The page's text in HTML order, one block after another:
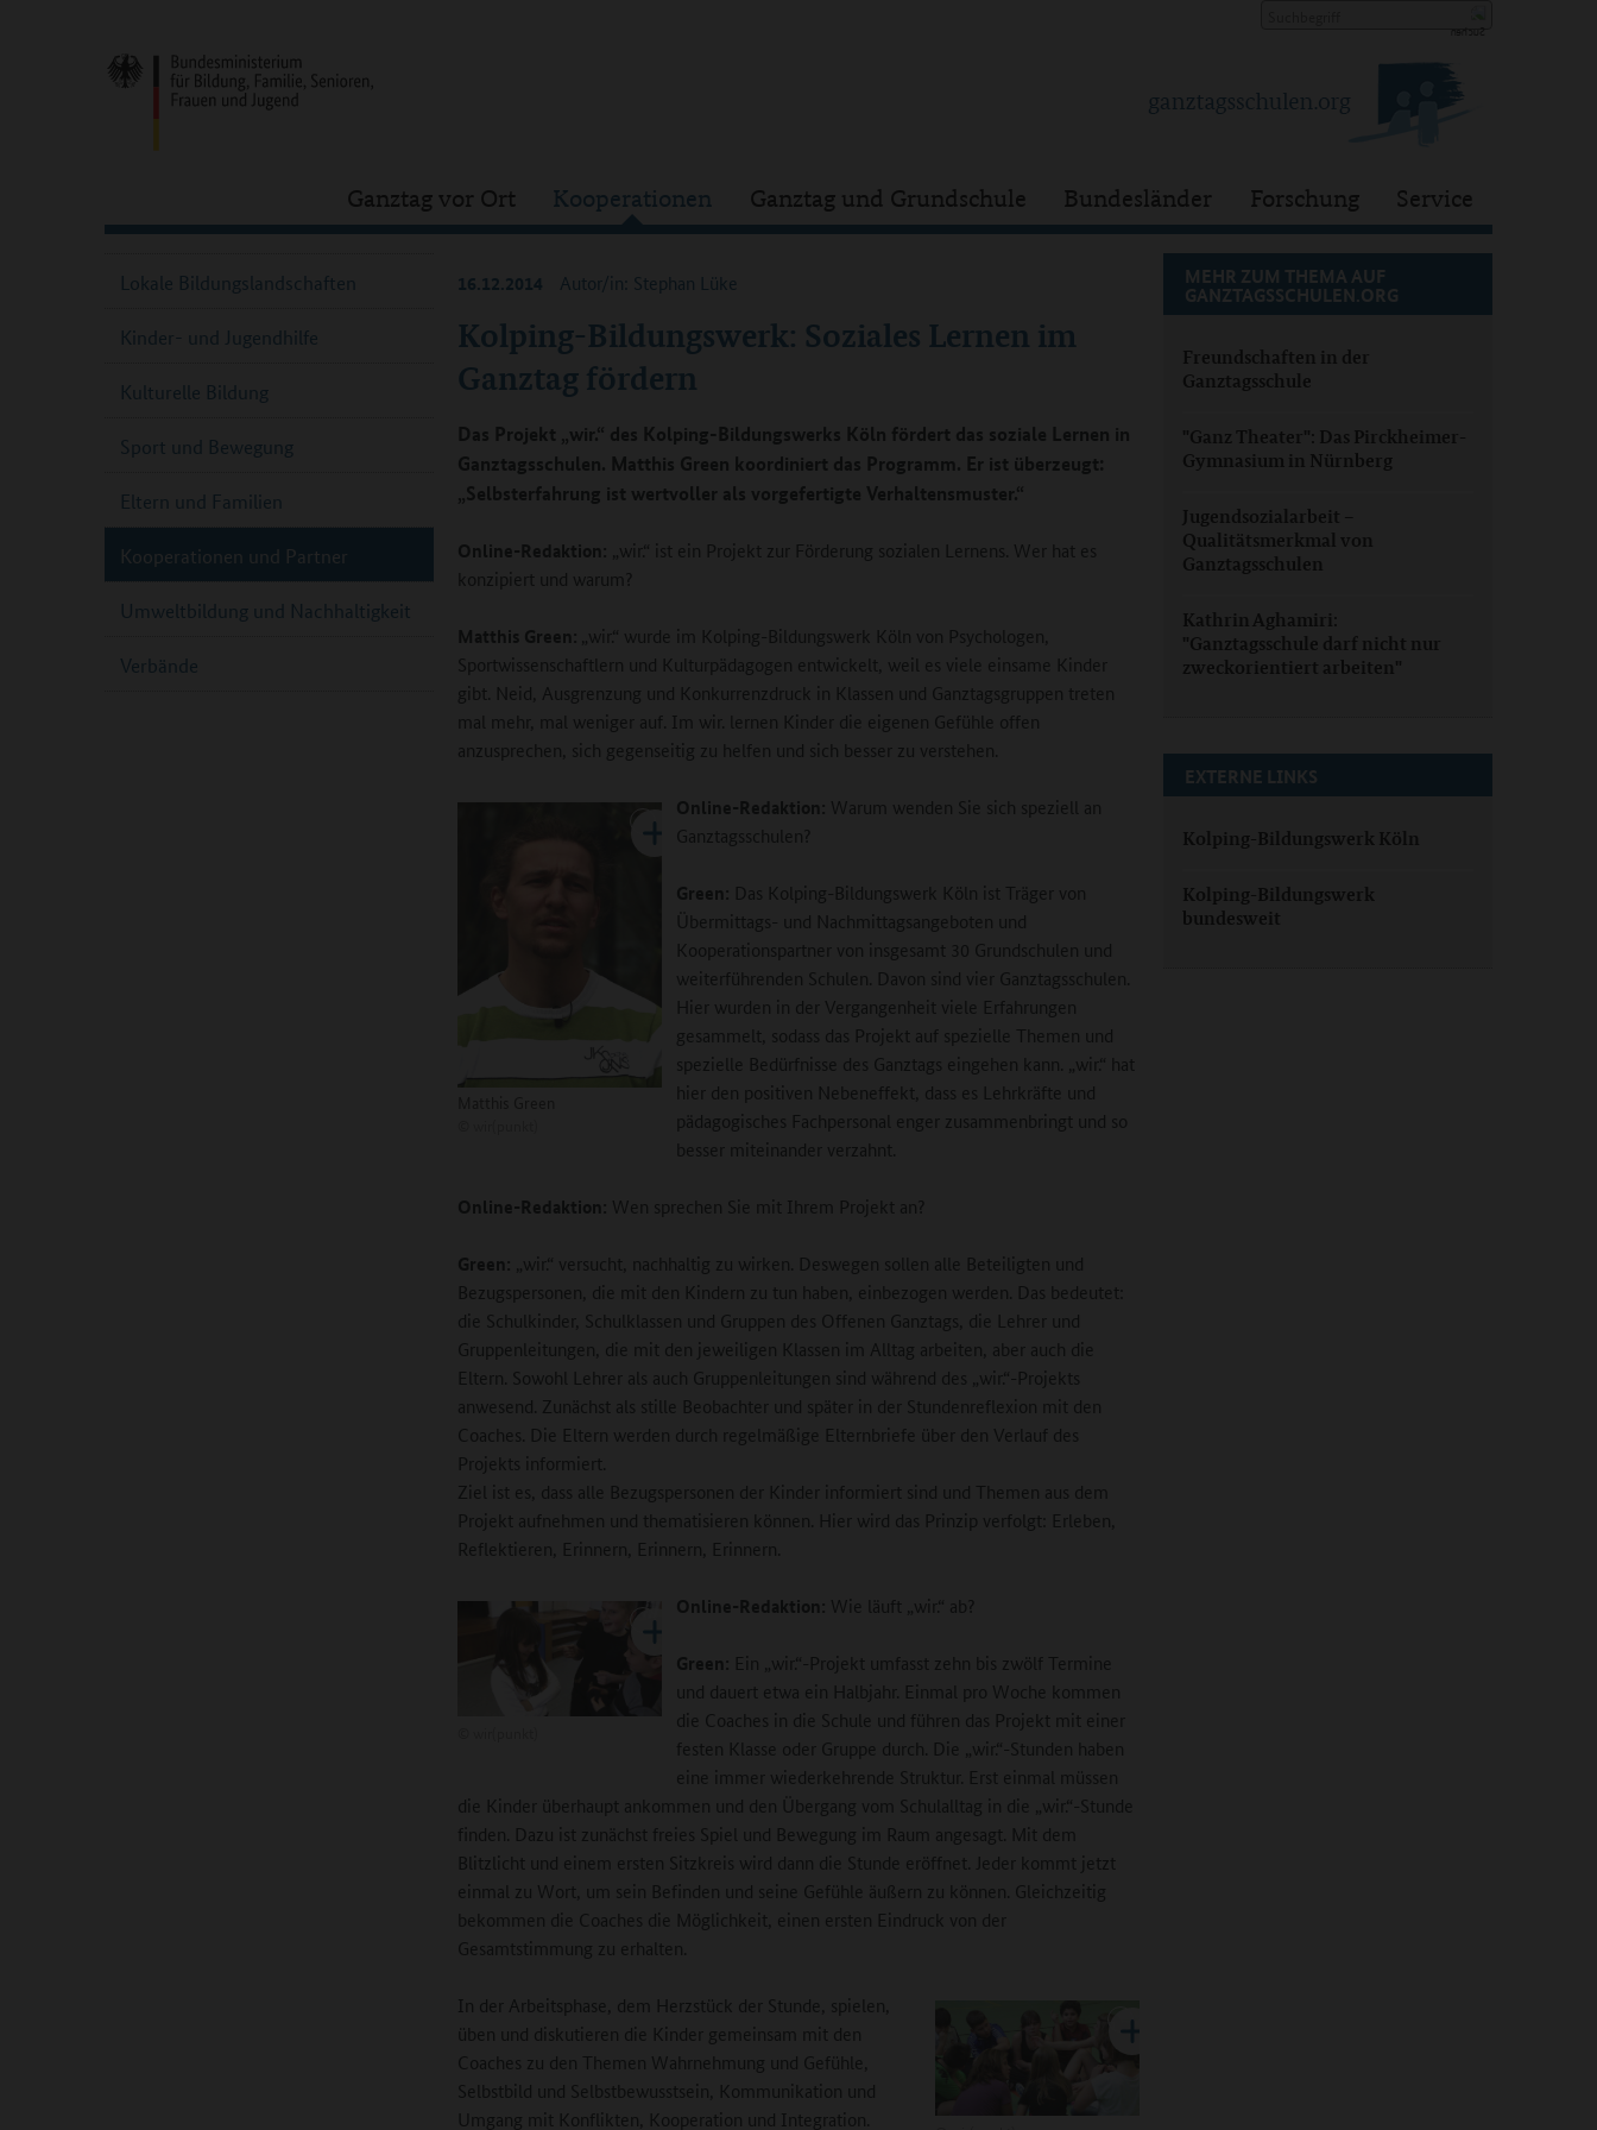
Ganztag vor Ort Kooperationen Ganztag und Grundschule Bundesländer Forschung Service
Kolping-Bildungswerk: Soziales Lernen im
Ganztag fördern
16.12.2014 Autor/in: Stephan Lüke
Das Projekt „wir.“ des Kolping-Bildungswerks Köln fördert das soziale Lernen in
Ganztagsschulen. Matthis Green koordiniert das Programm. Er ist überzeugt:
„Selbsterfahrung ist wertvoller als vorgefertigte Verhaltensmuster.“
Online-Redaktion:
„wir.“ ist ein Projekt zur Förderung sozialen Lernens. Wer hat es
konzipiert und warum?
Matthis Green:
„wir.“ wurde im Kolping-Bildungswerk Köln von Psychologen,
Sportwissenschaftlern und Kulturpädagogen entwickelt, weil es viele einsame Kinder
gibt. Neid, Ausgrenzung und Konkurrenzdruck in Klassen und Ganztagsgruppen treten
mal mehr, mal weniger auf. Im wir. lernen Kinder die eigenen Gefühle offen
anzusprechen, sich gegenseitig zu helfen und sich besser zu verstehen.
Online-Redaktion: Warum wenden Sie sich speziell an
Ganztagsschulen?
Green: Das Kolping-Bildungswerk Köln ist Träger von
Übermittags- und Nachmittagsangeboten und
Kooperationspartner von insgesamt 30 Grundschulen und
weiterführenden Schulen. Davon sind vier Ganztagsschulen.
Hier wurden in der Vergangenheit viele Erfahrungen
gesammelt, sodass das Projekt auf spezielle Themen und
spezielle Bedürfnisse des Ganztags eingehen kann. „wir.“ hat
hier den positiven Nebeneffekt, dass es Lehrkräfte und
pädagogisches Fachpersonal enger zusammenbringt und so
besser miteinander verzahnt.
Online-Redaktion: Wen sprechen Sie mit Ihrem Projekt an?
Green:
„wir.“ versucht, nachhaltig zu wirken. Deswegen sollen alle Beteiligten und
Bezugspersonen, die mit den Kindern zu tun haben, einbezogen werden. Das bedeutet:
die Schulkinder, Schulklassen und Gruppen des Offenen Ganztags, die Lehrer und
Gruppenleitungen, die mit den jeweiligen Klassen im Alltag arbeiten, aber auch die
Eltern. Sowohl Lehrer als auch Gruppenleitungen sind während des „wir.“-Projekts
anwesend. Zunächst als stille Beobachter und später in der Stundenreflexion mit den
Coaches. Die Eltern werden durch regelmäßige Elternbriefe über den Verlauf des
Projekts informiert.
Ziel ist es, dass alle Bezugspersonen der Kinder informiert sind und Themen aus dem
Projekt aufnehmen und thematisieren können. Hier wird das Prinzip verfolgt: Erleben,
Reflektieren, Erinnern, Erinnern, Erinnern.
Online-Redaktion: Wie läuft „wir.“ ab?
Green: Ein „wir.“-Projekt umfasst zehn bis zwölf Termine
und dauert etwa ein Halbjahr. Einmal pro Woche kommen
die Coaches in die Schule und führen das Projekt mit einer
festen Klasse oder Gruppe durch. Die „wir.“-Stunden haben
eine immer wiederkehrende Struktur. Erst einmal müssen
die Kinder überhaupt ankommen und den Übergang vom Schulalltag in die „wir.“-Stunde
finden. Dazu ist zunächst freies Spiel und Bewegung im Raum angesagt. Mit dem
Blitzlicht und einem ersten Sitzkreis wird dann die Stunde eröffnet. Jeder kommt jetzt
einmal zu Wort, um sein Befinden und seine Gefühle äußern zu können. Gleichzeitig
bekommen die Coaches die Möglichkeit, einen ersten Eindruck von der
Gesamtstimmung zu erhalten.
In der Arbeitsphase, dem Herzstück der Stunde, spielen,
üben und diskutieren die Kinder gemeinsam mit den
Coaches zu den Themen Wahrnehmung und Gefühle,
Selbstbild und Selbstbewusstsein, Kommunikation und
Umgang mit Konflikten, Kooperation und Integration.
MEHR ZUM THEMA AUF
GANZTAGSSCHULEN.ORG
Freundschaften in der
Ganztagsschule
"Ganz Theater": Das Pirckheimer-
Gymnasium in Nürnberg
Jugendsozialarbeit –
Qualitätsmerkmal von
Ganztagsschulen
Kathrin Aghamiri:
"Ganztagsschule darf nicht nur
zweckorientiert arbeiten"
EXTERNE LINKS
Kolping-Bildungswerk Köln
Kolping-Bildungswerk
bundesweit
Lokale Bildungslandschaften
Kinder- und Jugendhilfe
Kulturelle Bildung
Sport und Bewegung
Eltern und Familien
Kooperationen und Partner
Umweltbildung und Nachhaltigkeit
Verbände